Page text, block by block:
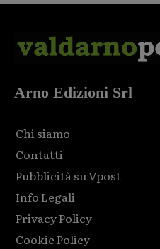
Arno Edizioni Srl
Chi siamo
Contatti
Pubblicità su Vpost
Info Legali
Privacy Policy
Cookie Policy